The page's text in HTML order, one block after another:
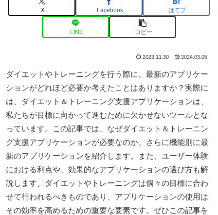
X Facebook はてブ
LINE コピー
2023.11.30 2024.03.05
ダイエットやトレーニングを行う際に、最新のアプリケー
ションがどれほど必要か考えたことはありますか？実際に
は、ダイエット＆トレーニング支援アプリケーションは、
私たちが目標に向かって進むために欠かせないツールとな
っています。この記事では、なぜダイエット＆トレーニン
グ支援アプリケーションが必要なのか、さらに機能別に最
新のアプリケーションを紹介します。また、ユーザー体験
における利点や、効果的なアプリケーションの選び方も解
説します。ダイエットやトレーニングは個々の目標に合わ
せて行われるべきものであり、アプリケーションの使用は
その効率を高めるための重要な要素です。ぜひこの記事を